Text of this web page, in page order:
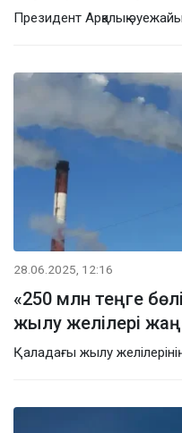
Президент Арқалық
28.06.2025, 12:16
«250 млн теңге
жылу желілері
Қаладағы жылу